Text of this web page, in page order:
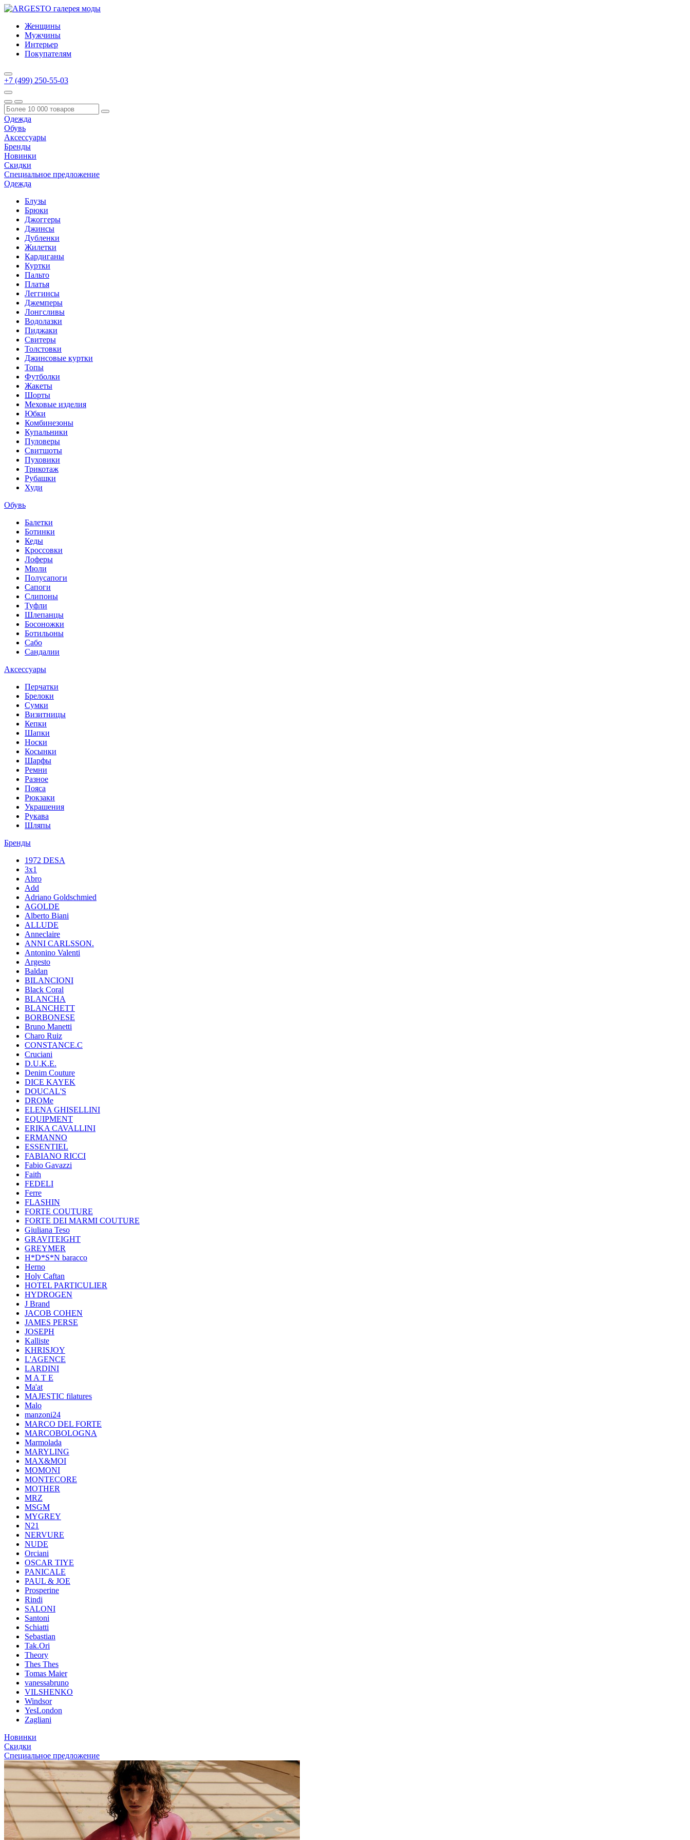
Женщины
Мужчины
Интерьер
Покупателям
+7 (499) 250-55-03
Одежда
Обувь
Аксессуары
Бренды
Новинки
Скидки
Специальное предложение
Одежда
Блузы
Брюки
Джоггеры
Джинсы
Дубленки
Жилетки
Кардиганы
Куртки
Пальто
Платья
Леггинсы
Джемперы
Лонгсливы
Водолазки
Пиджаки
Свитеры
Толстовки
Джинсовые куртки
Топы
Футболки
Жакеты
Шорты
Меховые изделия
Юбки
Комбинезоны
Купальники
Пуловеры
Свитшоты
Пуховики
Трикотаж
Рубашки
Худи
Обувь
Балетки
Ботинки
Кеды
Кроссовки
Лоферы
Мюли
Полусапоги
Сапоги
Слипоны
Туфли
Шлепанцы
Босоножки
Ботильоны
Сабо
Сандалии
Аксессуары
Перчатки
Брелоки
Сумки
Визитницы
Кепки
Шапки
Носки
Косынки
Шарфы
Ремни
Разное
Пояса
Рюкзаки
Украшения
Рукава
Шляпы
Бренды
1972 DESA
3x1
Abro
Add
Adriano Goldschmied
AGOLDE
Alberto Biani
ALLUDE
Anneclaire
ANNI CARLSSON.
Antonino Valenti
Argesto
Baldan
BILANCIONI
Black Coral
BLANCHA
BLANCHETT
BORBONESE
Bruno Manetti
Charo Ruiz
CONSTANCE.C
Cruciani
D.U.K.E.
Denim Couture
DICE KAYEK
DOUCAL'S
DROMe
ELENA GHISELLINI
EQUIPMENT
ERIKA CAVALLINI
ERMANNO
ESSENTIEL
FABIANO RICCI
Fabio Gavazzi
Faith
FEDELI
Ferre
FLASHIN
FORTE COUTURE
FORTE DEI MARMI COUTURE
Giuliana Teso
GRAVITEIGHT
GREYMER
H*D*S*N baracco
Herno
Holy Caftan
HOTEL PARTICULIER
HYDROGEN
J Brand
JACOB COHEN
JAMES PERSE
JOSEPH
Kalliste
KHRISJOY
L'AGENCE
LARDINI
M A T E
Ma'at
MAJESTIC filatures
Malo
manzoni24
MARCO DEL FORTE
MARCOBOLOGNA
Marmolada
MARYLING
MAX&MOI
MOMONI
MONTECORE
MOTHER
MRZ
MSGM
MYGREY
N21
NERVURE
NUDE
Orciani
OSCAR TIYE
PANICALE
PAUL & JOE
Prosperine
Rindi
SALONI
Santoni
Schiatti
Sebastian
Tak.Ori
Theory
Thes Thes
Tomas Maier
vanessabruno
VILSHENKO
Windsor
YesLondon
Zagliani
Новинки
Скидки
Специальное предложение